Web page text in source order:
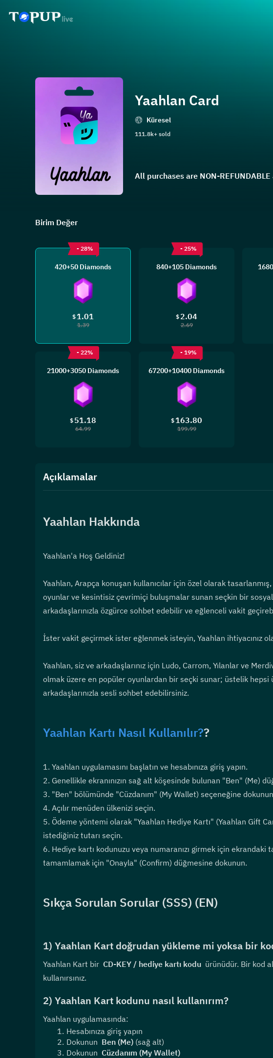
Yaahlan Card
Küresel
111.8k+ sold
All purchases are NON-
Birim Değer
- 28%
420+50 Diamonds
$ 1.01
1.39
- 25%
840+105 Diamonds
$ 2.04
2.69
- 22%
21000+3050 Diamonds
$ 51.18
64.99
- 19%
67200+10400 Diamonds
$ 163.80
199.99
Açıklamalar
Yaahlan Hakkında
Yaahlan'a Hoş Geldiniz!
Yaahlan, Arapça konuşan kullanıcılar için özel olarak
oyunlar ve kesintisiz çevrimiçi buluşmalar sunan seçkin bir
arkadaşlarınızla özgürce sohbet edebilir ve eğlenceli vakit
İster vakit geçirmek ister eğlenmek isteyin, Yaahlan ihtiyacınız
Yaahlan, siz ve arkadaşlarınız için Ludo, Carrom, Yılanlar ve
olmak üzere en popüler oyunlardan bir seçki sunar; üstelik hepsi
arkadaşlarınızla sesli sohbet edebilirsiniz.
Yaahlan Kartı Nasıl Kullanılır??
1. Yaahlan uygulamasını başlatın ve hesabınıza giriş yapın.
2. Genellikle ekranınızın sağ alt köşesinde bulunan "Ben" (Me)
3. "Ben" bölümünde "Cüzdanım" (My Wallet) seçeneğine
4. Açılır menüden ülkenizi seçin.
5. Ödeme yöntemi olarak "Yaahlan Hediye Kartı" (Yaahlan Gift
istediğiniz tutarı seçin.
6. Hediye kartı kodunuzu veya numaranızı girmek için ekrandaki
tamamlamak için "Onayla" (Confirm) düğmesine dokunun.
Sıkça Sorulan Sorular (SSS) (EN)
1) Yaahlan Kart doğrudan yükleme mi yoksa bir
Yaahlan Kart bir CD-KEY / hediye kartı kodu
ürünüdür. Bir kod
kullanırsınız.
2) Yaahlan Kart kodunu nasıl kullanırım?
Yaahlan uygulamasında:
Hesabınıza giriş yapın
Dokunun Ben (Me) (sağ alt)
Dokunun Cüzdanım (My Wallet)